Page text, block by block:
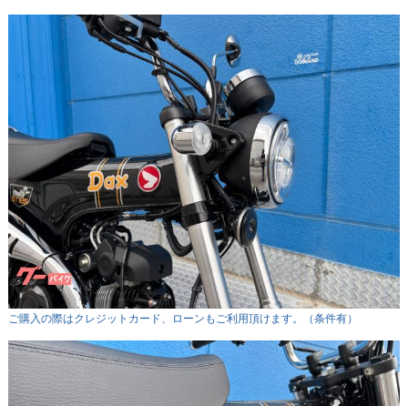
ご購入の際はクレジットカード、ローンもご利用頂けます。（条件有）